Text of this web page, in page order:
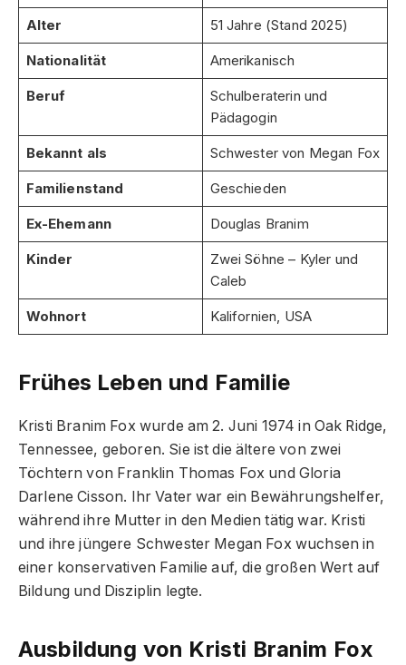
Alter 51 Jahre (Stand 2025)
Nationalität Amerikanisch
Beruf
Schulberaterin und
Pädagogin
Bekannt als Schwester von Megan Fox
Familienstand Geschieden
Ex-Ehemann Douglas Branim
Kinder
Zwei Söhne – Kyler und
Caleb
Wohnort Kalifornien, USA
Frühes Leben und Familie
Kristi Branim Fox wurde am 2. Juni 1974 in Oak Ridge,
Tennessee, geboren. Sie ist die ältere von zwei
Töchtern von Franklin Thomas Fox und Gloria
Darlene Cisson. Ihr Vater war ein Bewährungshelfer,
während ihre Mutter in den Medien tätig war. Kristi
und ihre jüngere Schwester Megan Fox wuchsen in
einer konservativen Familie auf, die großen Wert auf
Bildung und Disziplin legte.
Ausbildung von Kristi Branim Fox